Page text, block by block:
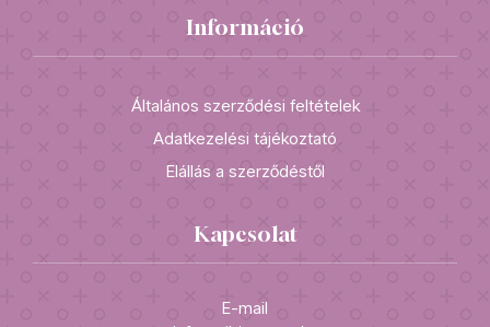
Információ
Általános szerződési feltételek
Adatkezelési tájékoztató
Elállás a szerződéstől
Kapcsolat
E-mail